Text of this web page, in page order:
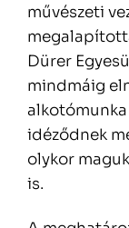
művészeti
Dürer
mindmáig
idéződnek
olykor
is.